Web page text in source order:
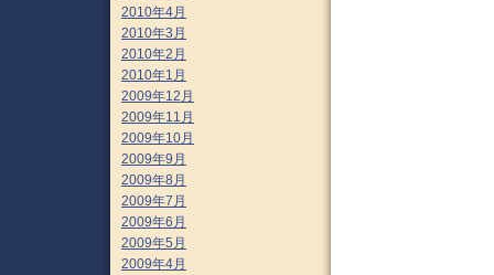
2010年4月
2010年3月
2010年2月
2010年1月
2009年12月
2009年11月
2009年10月
2009年9月
2009年8月
2009年7月
2009年6月
2009年5月
2009年4月